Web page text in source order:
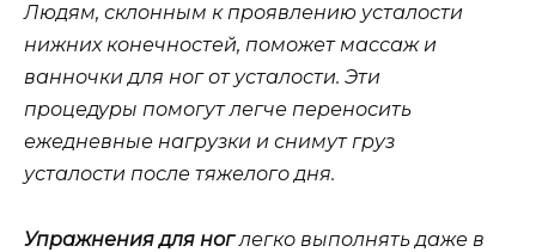
Людям, склонным к проявлению усталости
нижних конечностей, поможет массаж и
ванночки для ног от усталости. Эти
процедуры помогут легче переносить
ежедневные нагрузки и снимут груз
усталости после тяжелого дня.
Упражнения для ноглегко выполнять даже в